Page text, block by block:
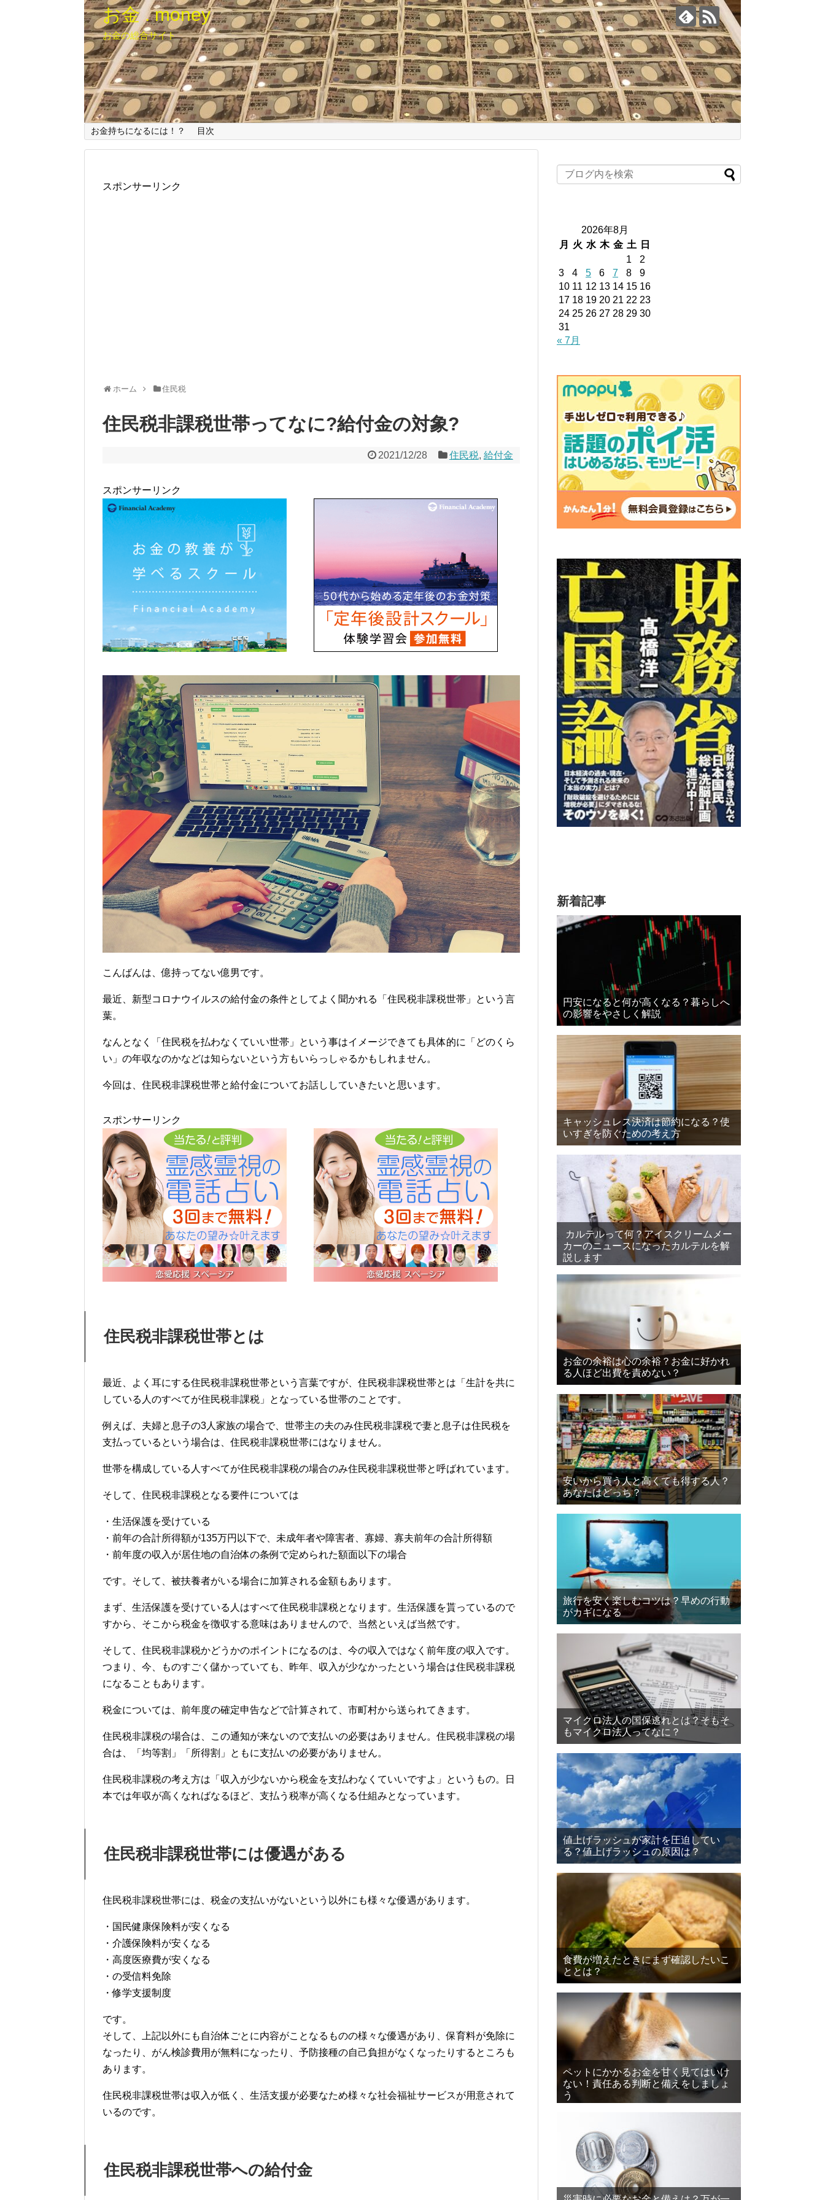
お金 . money
お金の総合サイト
お金持ちになるには！？ 目次
スポンサーリンク
ホーム 住民税
住民税非課税世帯ってなに?給付金の対象?
2021/12/28 住民税, 給付金
スポンサーリンク
こんばんは、億持ってない億男です。
最近、新型コロナウイルスの給付金の条件としてよく聞かれる「住民税非課税世帯」という言
葉。
なんとなく「住民税を払わなくていい世帯」という事はイメージできても具体的に「どのくら
い」の年収なのかなどは知らないという方もいらっしゃるかもしれません。
今回は、住民税非課税世帯と給付金についてお話ししていきたいと思います。
スポンサーリンク
住民税非課税世帯とは
最近、よく耳にする住民税非課税世帯という言葉ですが、住民税非課税世帯とは「生計を共に
している人のすべてが住民税非課税」となっている世帯のことです。
例えば、夫婦と息子の3人家族の場合で、世帯主の夫のみ住民税非課税で妻と息子は住民税を
支払っているという場合は、住民税非課税世帯にはなりません。
世帯を構成している人すべてが住民税非課税の場合のみ住民税非課税世帯と呼ばれています。
そして、住民税非課税となる要件については
・生活保護を受けている
・前年の合計所得額が135万円以下で、未成年者や障害者、寡婦、寡夫前年の合計所得額
・前年度の収入が居住地の自治体の条例で定められた額面以下の場合
です。そして、被扶養者がいる場合に加算される金額もあります。
まず、生活保護を受けている人はすべて住民税非課税となります。生活保護を貰っているので
すから、そこから税金を徴収する意味はありませんので、当然といえば当然です。
そして、住民税非課税かどうかのポイントになるのは、今の収入ではなく前年度の収入です。
つまり、今、ものすごく儲かっていても、昨年、収入が少なかったという場合は住民税非課税
になることもあります。
税金については、前年度の確定申告などで計算されて、市町村から送られてきます。
住民税非課税の場合は、この通知が来ないので支払いの必要はありません。住民税非課税の場
合は、「均等割」「所得割」ともに支払いの必要がありません。
住民税非課税の考え方は「収入が少ないから税金を支払わなくていいですよ」というもの。日
本では年収が高くなればなるほど、支払う税率が高くなる仕組みとなっています。
住民税非課税世帯には優遇がある
住民税非課税世帯には、税金の支払いがないという以外にも様々な優遇があります。
・国民健康保険料が安くなる
・介護保険料が安くなる
・高度医療費が安くなる
・の受信料免除
・修学支援制度
です。
そして、上記以外にも自治体ごとに内容がことなるものの様々な優遇があり、保育料が免除に
なったり、がん検診費用が無料になったり、予防接種の自己負担がなくなったりするところも
あります。
住民税非課税世帯は収入が低く、生活支援が必要なため様々な社会福祉サービスが用意されて
いるのです。
住民税非課税世帯への給付金
2026年8月
月
火 水 木 金 土
日
1
2
3
4 5 6 7 8
9
10 11 12 13 14 15 16
17 18 19 20 21 22 23
24 25 26 27 28 29 30
31
« 7月
新着記事
円安になると何が高くなる？暮らしへ
の影響をやさしく解説
キャッシュレス決済は節約になる？使
いすぎを防ぐための考え方
カルテルって何？アイスクリームメー
カーのニュースになったカルテルを解
説します
お金の余裕は心の余裕？お金に好かれ
る人ほど出費を責めない？
安いから買う人と高くても得する人？
あなたはどっち？
旅行を安く楽しむコツは？早めの行動
がカギになる
マイクロ法人の国保逃れとは？そもそ
もマイクロ法人ってなに？
値上げラッシュが家計を圧迫してい
る？値上げラッシュの原因は？
食費が増えたときにまず確認したいこ
ととは？
ペットにかかるお金を甘く見てはいけ
ない！責任ある判断と備えをしましょ
う